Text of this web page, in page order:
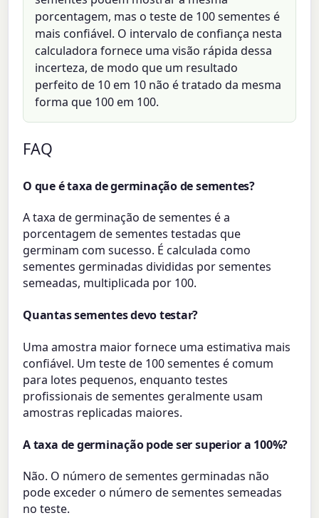
porcentagem, mas o teste de 100 sementes é
mais confiável. O intervalo de confiança nesta
calculadora fornece uma visão rápida dessa
incerteza, de modo que um resultado
perfeito de 10 em 10 não é tratado da mesma
forma que 100 em 100.
FAQ
O que é taxa de germinação de sementes?
A taxa de germinação de sementes é a
porcentagem de sementes testadas que
germinam com sucesso. É calculada como
sementes germinadas divididas por sementes
semeadas, multiplicada por 100.
Quantas sementes devo testar?
Uma amostra maior fornece uma estimativa mais
confiável. Um teste de 100 sementes é comum
para lotes pequenos, enquanto testes
profissionais de sementes geralmente usam
amostras replicadas maiores.
A taxa de germinação pode ser superior a 100%?
Não. O número de sementes germinadas não
pode exceder o número de sementes semeadas
no teste.